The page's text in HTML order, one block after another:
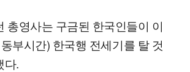
총영사는 구금된 한국인들이 이
부시간) 한국행 전세기를 탈 것
다.